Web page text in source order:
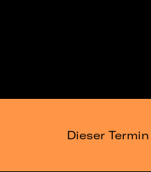
Dieser